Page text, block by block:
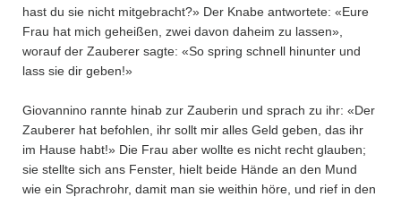
hast du sie nicht mitgebracht?» Der Knabe antwortete: «Eure
Frau hat mich geheißen, zwei davon daheim zu lassen»,
worauf der Zauberer sagte: «So spring schnell hinunter und
lass sie dir geben!»
Giovannino rannte hinab zur Zauberin und sprach zu ihr: «Der
Zauberer hat befohlen, ihr sollt mir alles Geld geben, das ihr
im Hause habt!» Die Frau aber wollte es nicht recht glauben;
sie stellte sich ans Fenster, hielt beide Hände an den Mund
wie ein Sprachrohr, damit man sie weithin höre, und rief in den